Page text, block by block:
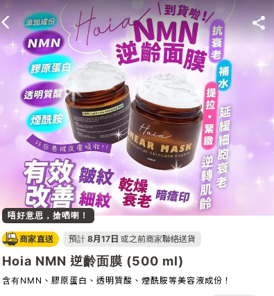
唔好意思，搶哂喇！
商家直送 預計 8月17日 或之前商家聯絡送貨
Hoia NMN 逆齡面膜 (500 ml)
含有NMN、膠原蛋白、透明質酸、煙酰胺等美容液成份！